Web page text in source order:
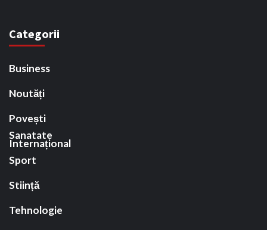
Categorii
Business
Noutăți
Povești
Internațional
Sanatate
Sport
Stiință
Tehnologie